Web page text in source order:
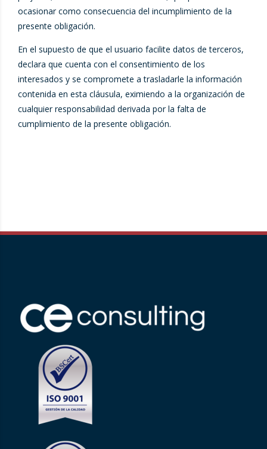
ocasionar como consecuencia del incumplimiento de la
presente obligación.
En el supuesto de que el usuario facilite datos de terceros,
declara que cuenta con el consentimiento de los
interesados y se compromete a trasladarle la información
contenida en esta cláusula, eximiendo a la organización de
cualquier responsabilidad derivada por la falta de
cumplimiento de la presente obligación.